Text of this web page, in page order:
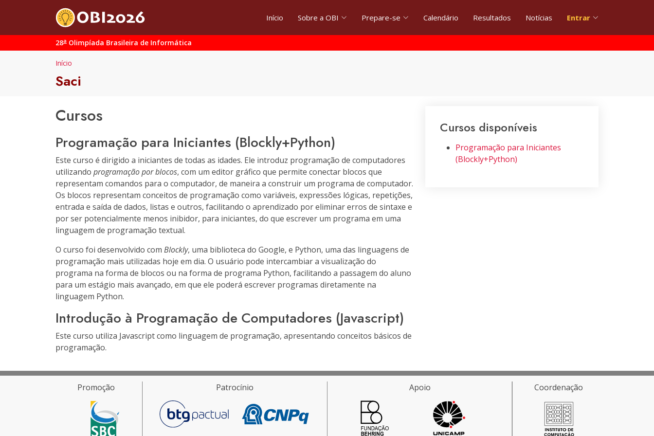
Início Sobre a OBI Prepare-se Calendário Resultados Notícias Entrar
28a Olimpíada Brasileira de Informática
Início
Saci
Cursos
Programação para Iniciantes (Blockly+Python)
Este curso é dirigido a iniciantes de todas as idades. Ele introduz programação de computadores
utilizando programação por blocos, com um editor gráfico que permite conectar blocos que
representam comandos para o computador, de maneira a construir um programa de computador.
Os blocos representam conceitos de programação como variáveis, expressões lógicas, repetições,
entrada e saída de dados, listas e outros, facilitando o aprendizado por eliminar erros de sintaxe e
por ser potencialmente menos inibidor, para iniciantes, do que escrever um programa em uma
linguagem de programação textual.
O curso foi desenvolvido com Blockly, uma biblioteca do Google, e Python, uma das linguagens de
programação mais utilizadas hoje em dia. O usuário pode intercambiar a visualização do
programa na forma de blocos ou na forma de programa Python, facilitando a passagem do aluno
para um estágio mais avançado, em que ele poderá escrever programas diretamente na
linguagem Python.
Introdução à Programação de Computadores (Javascript)
Este curso utiliza Javascript como linguagem de programação, apresentando conceitos básicos de
programação.
Cursos disponíveis
Programação para Iniciantes
(Blockly+Python)
Promoção Patrocínio Apoio Coordenação